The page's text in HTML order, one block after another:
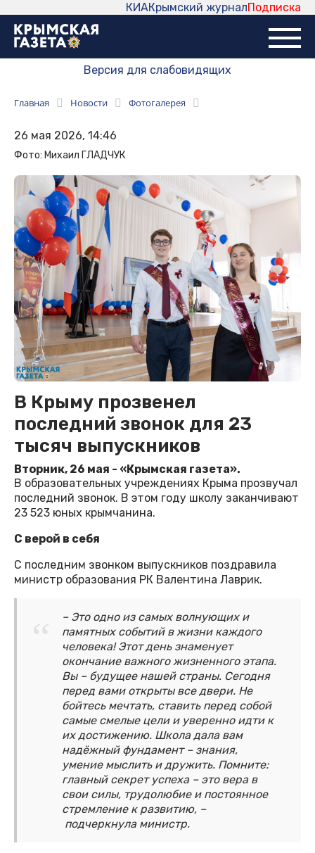
Подписка
Крымский журнал
КИА
Версия для слабовидящих
Главная Новости Фотогалерея
26 мая 2026, 14:46
Фото: Михаил ГЛАДЧУК
В Крыму прозвенел
последний звонок для 23
тысяч выпускников
Вторник, 26 мая - «Крымская газета».
В образовательных учреждениях Крыма прозвучал
последний звонок. В этом году школу заканчивают
23 523 юных крымчанина.
С верой в себя
С последним звонком выпускников поздравила
министр образования РК Валентина Лаврик.
– Это одно из самых волнующих и
памятных событий в жизни каждого
человека! Этот день знаменует
окончание важного жизненного этапа.
Вы – будущее нашей страны. Сегодня
перед вами открыты все двери. Не
бойтесь мечтать, ставить перед собой
самые смелые цели и уверенно идти к
их достижению. Школа дала вам
надёжный фундамент – знания,
умение мыслить и дружить. Помните:
главный секрет успеха – это вера в
свои силы, трудолюбие и постоянное
стремление к развитию, –
подчеркнула министр.